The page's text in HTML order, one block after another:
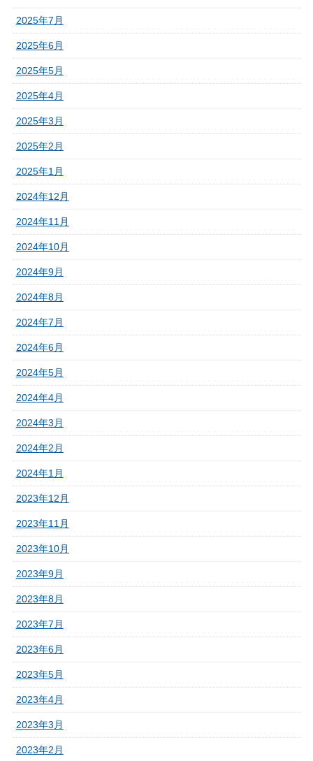
2025年7月
2025年6月
2025年5月
2025年4月
2025年3月
2025年2月
2025年1月
2024年12月
2024年11月
2024年10月
2024年9月
2024年8月
2024年7月
2024年6月
2024年5月
2024年4月
2024年3月
2024年2月
2024年1月
2023年12月
2023年11月
2023年10月
2023年9月
2023年8月
2023年7月
2023年6月
2023年5月
2023年4月
2023年3月
2023年2月